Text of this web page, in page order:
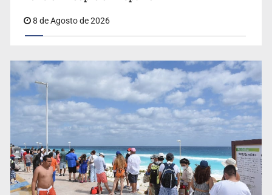
EU reanudará este sábado inspecciones de aguacate en
Michoacán
8 de Agosto de 2026